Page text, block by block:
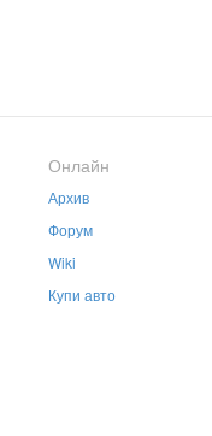
Онлайн
Архив
Форум
Wiki
Купи авто